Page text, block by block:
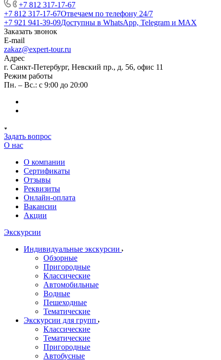
+7 812 317-17-67
+7 812 317-17-67Отвечаем по телефону 24/7
+7 921 941-39-09Доступны в WhatsApp, Telegram и MAX
Заказать звонок
E-mail
zakaz@expert-tour.ru
Адрес
г. Санкт-Петербург, Невский пр., д. 56, офис 11
Режим работы
Пн. – Вс.: с 9:00 до 20:00
Задать вопрос
О нас
О компании
Сертификаты
Отзывы
Реквизиты
Онлайн-оплата
Вакансии
Акции
Экскурсии
Индивидуальные экскурсии
Обзорные
Пригородные
Классические
Автомобильные
Водные
Пешеходные
Тематические
Экскурсии для групп
Классические
Тематические
Пригородные
Автобусные